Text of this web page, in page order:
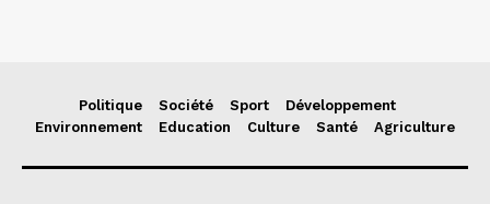
Politique Société Sport
Développement
Environnement
Education Culture Santé Agriculture